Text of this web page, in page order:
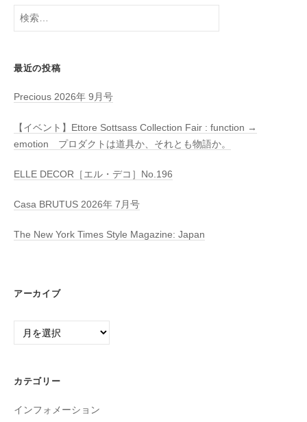
検
最近の投稿
Precious 2026年 9月号
【イベント】Ettore Sottsass Collection Fair : function →
emotion プロダクトは道具か、それとも物語か。
ELLE DECOR［エル・デコ］No.196
Casa BRUTUS 2026年 7月号
The New York Times Style Magazine: Japan
アーカイブ
ア
ブ
カテゴリー
インフォメーション